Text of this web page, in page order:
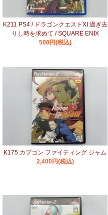
K211 PS4 / ドラゴンクエストXI 過ぎ去
りし時を求めて / SQUARE ENIX
500円(税込)
K175 カプコン ファイティング ジャム
2,400円(税込)